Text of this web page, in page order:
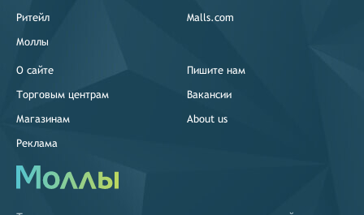
Ритейл
Моллы
Malls.com
О сайте
Торговым центрам
Магазинам
Реклама
Пишите нам
Вакансии
About us